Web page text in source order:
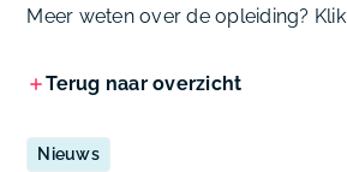
Meer weten over de opleiding? Klik
Terug naar overzicht
Nieuws